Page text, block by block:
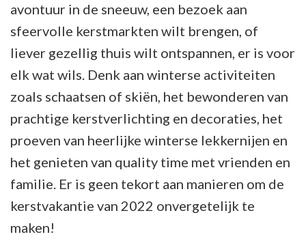
avontuur in de sneeuw, een bezoek aan
sfeervolle kerstmarkten wilt brengen, of
liever gezellig thuis wilt ontspannen, er is voor
elk wat wils. Denk aan winterse activiteiten
zoals schaatsen of skiën, het bewonderen van
prachtige kerstverlichting en decoraties, het
proeven van heerlijke winterse lekkernijen en
het genieten van quality time met vrienden en
familie. Er is geen tekort aan manieren om de
kerstvakantie van 2022 onvergetelijk te
maken!